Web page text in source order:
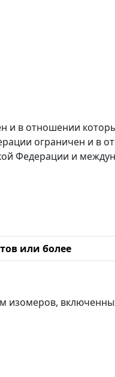
и в отношении
ограничен и в
Федерации и
или более
изомеров,